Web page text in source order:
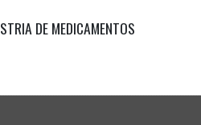
DE MEDICAMENTOS